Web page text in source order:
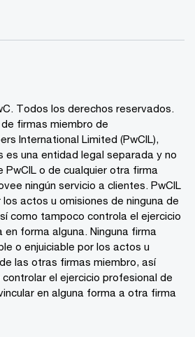
Todos los derechos reservados.
firmas miembro de
International Limited (PwCIL),
es una entidad legal separada y no
o de cualquier otra firma
ningún servicio a clientes. PwCIL
actos u omisiones de ninguna de
como tampoco controla el ejercicio
en forma alguna. Ninguna firma
o enjuiciable por los actos u
las otras firmas miembro, así
el ejercicio profesional de
en alguna forma a otra firma